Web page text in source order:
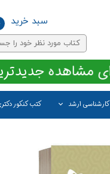
کارشناسی ارشد کتب کنکور
سبد خرید
مشاهده